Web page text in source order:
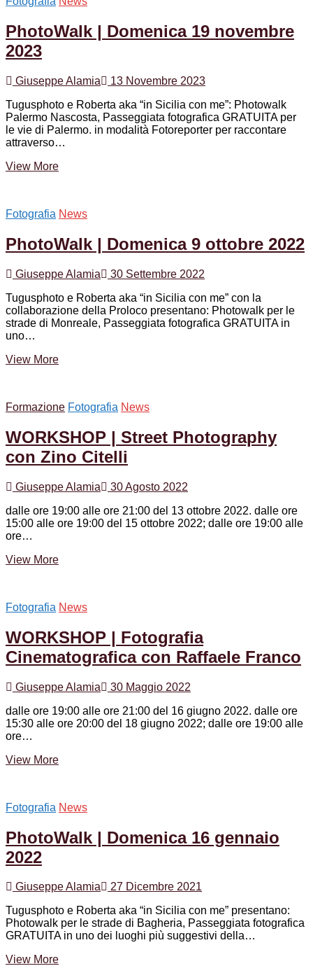
Domenica
febbraio
2024
PhotoWalk | Domenica 19 novembre
2023
Giuseppe Alamia
13 Novembre 2023
Tugusphoto e Roberta aka “in Sicilia con me”: Photowalk
Palermo Nascosta, Passeggiata fotografica GRATUITA per
le vie di Palermo. in modalità Fotoreporter per raccontare
attraverso…
View MorePhotoWalk
novembre
Fotografia News
PhotoWalk | Domenica 9 ottobre 2022
Giuseppe Alamia
30 Settembre 2022
Tugusphoto e Roberta aka “in Sicilia con me” con la
collaborazione della Proloco presentano: Photowalk per le
strade di Monreale, Passeggiata fotografica GRATUITA in
uno…
View MorePhotoWalk
ottobre
Formazione Fotografia News
WORKSHOP | Street Photography
con Zino Citelli
Giuseppe Alamia
30 Agosto 2022
dalle ore 19:00 alle ore 21:00 del 13 ottobre 2022. dalle ore
15:00 alle ore 19:00 del 15 ottobre 2022; dalle ore 19:00 alle
ore…
View MoreWORKSHOP
con
Citelli
Fotografia News
WORKSHOP | Fotografia
Cinematografica con Raffaele Franco
Giuseppe Alamia
30 Maggio 2022
dalle ore 19:00 alle ore 21:00 del 16 giugno 2022. dalle ore
15:30 alle ore 20:00 del 18 giugno 2022; dalle ore 19:00 alle
ore…
View MoreWORKSHOP
con
Franco
Fotografia News
PhotoWalk | Domenica 16 gennaio
2022
Giuseppe Alamia
27 Dicembre 2021
Tugusphoto e Roberta aka “in Sicilia con me” presentano:
Photowalk per le strade di Bagheria, Passeggiata fotografica
GRATUITA in uno dei luoghi più suggestivi della…
View MorePhotoWalk